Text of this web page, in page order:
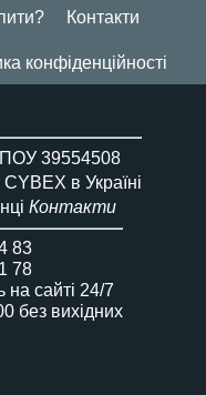
Контакти
конфіденційності
39554508
в Україні
Контакти
83
78
сайті 24/7
без вихідних